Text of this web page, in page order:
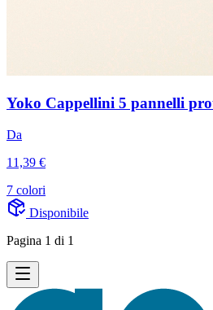
Yoko Cappellini 5 pannelli
Da
11,39 €
7 colori
Disponibile
Pagina 1 di 1